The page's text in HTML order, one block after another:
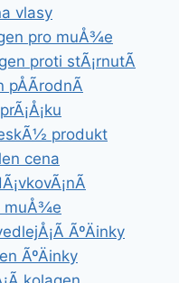
vlasy
pro muÅ¾e
proti stÃ¡rnutÃ­
pÅÃ­rodnÃ­
produkt
cena
muÅ¾e
ÃºÄinky
ÃºÄinky